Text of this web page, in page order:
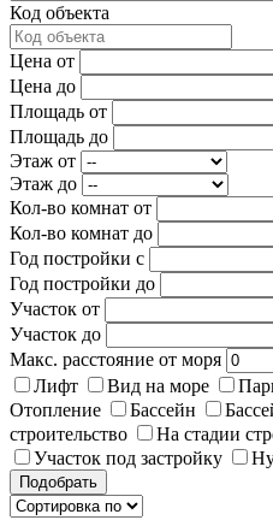
Код объекта
Цена от
Цена до
Площадь от
Площадь до
Этаж от
Этаж до
Кол-во комнат от
Кол-во комнат до
Год постройки с
Год постройки до
Участок от
Участок до
Макс. расстояние от моря
Лифт
Вид на море
Отопление
Бассейн
строительство
На стадии
Участок под застройку
Подобрать